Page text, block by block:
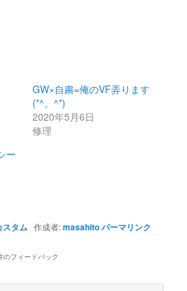
GW×自粛=俺のVF弄ります
(*^。^*)
2020年5月6日
修理
ー
スタム 作成者:masahitoパーマリンク
のフィードバック